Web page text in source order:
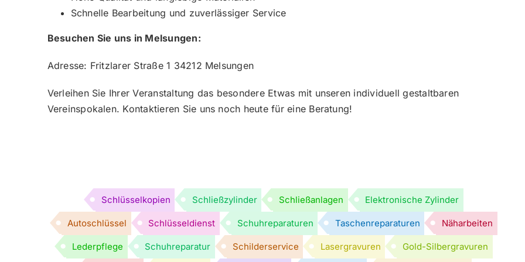
Schnelle Bearbeitung und zuverlässiger Service
Besuchen Sie uns in Melsungen:
Adresse: Fritzlarer Straße 1 34212 Melsungen
Verleihen Sie Ihrer Veranstaltung das besondere Etwas mit unseren individuell gestaltbaren
Vereinspokalen. Kontaktieren Sie uns noch heute für eine Beratung!
Schlüsselkopien Schließzylinder Schließanlagen Elektronische Zylinder
Autoschlüssel Schlüsseldienst Schuhreparaturen Taschenreparaturen Näharbeiten
Lederpflege Schuhreparatur Schilderservice Lasergravuren Gold-Silbergravuren